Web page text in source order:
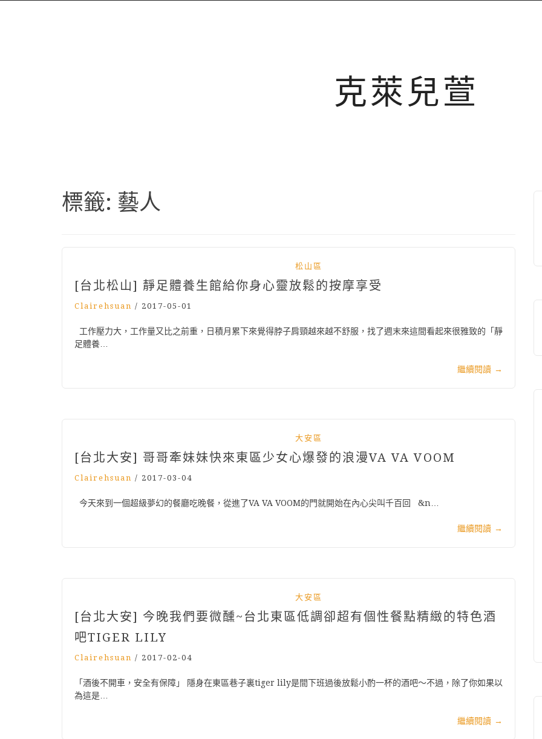
克萊兒萱
標籤: 藝人
松山區
[台北松山] 靜足體養生館給你身心靈放鬆的按摩享受
Clairehsuan / 2017-05-01
工作壓力大，工作量又比之前重，日積月累下來覺得脖子肩頸越來越不舒服，找了週末來這間看起來很雅致的「靜
足體養…
繼續閱讀 →
大安區
[台北大安] 哥哥牽妹妹快來東區少女心爆發的浪漫VA VA VOOM
Clairehsuan / 2017-03-04
今天來到一個超級夢幻的餐廳吃晚餐，從進了VA VA VOOM的門就開始在內心尖叫千百回 &n…
繼續閱讀 →
大安區
[台北大安] 今晚我們要微醺~台北東區低調卻超有個性餐點精緻的特色酒
吧TIGER LILY
Clairehsuan / 2017-02-04
「酒後不開車，安全有保障」 隱身在東區巷子裏tiger lily是間下班過後放鬆小酌一杯的酒吧～不過，除了你如果以
為這是…
繼續閱讀 →